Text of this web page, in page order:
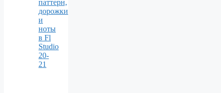
паттерн,
дорожки
и
ноты
в Fl
Studio
20-
21